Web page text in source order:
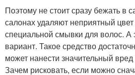
Поэтому не стоит сразу бежать в
салонах удаляют неприятный
специальной смывки для волос. А
вариант. Такое средство
может нанести значительный
Зачем рисковать, если можно